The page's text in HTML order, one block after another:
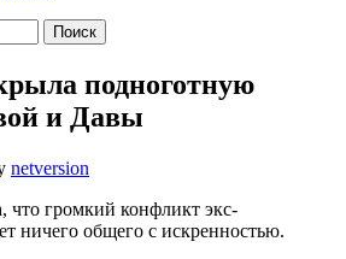
подноготную
и Давы
netversion
что громкий конфликт экс-
ничего общего с искренностью.